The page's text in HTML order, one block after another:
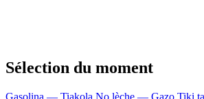
Sélection du moment
Gasolina — Tiakola No lèche — Gazo Tiki